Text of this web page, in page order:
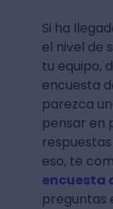
Si ha
el nivel de
tu equipo,
encuesta
parezca
pensar en
eso, te
encuesta
preguntas